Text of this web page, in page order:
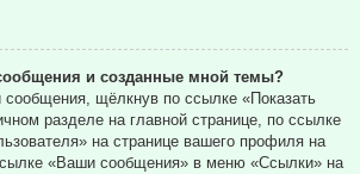
и созданные мной темы?
щёлкнув по ссылке «Показать
разделе на главной странице, по ссылке
на странице вашего профиля на
«Ваши сообщения» в меню «Ссылки» на